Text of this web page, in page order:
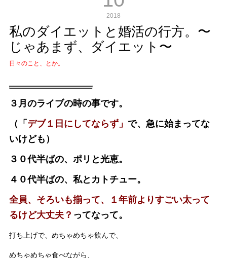
2018
私のダイエットと婚活の行方。〜
じゃあまず、ダイエット〜
日々のこと、とか。
３月のライブの時の事です。
（「 デブ１日にしてならず」 で、急に始まってな
いけども）
３０代半ばの、ポリと光恵。
４０代半ばの、私とカトチュー。
全員、そろいも揃って、１年前よりすごい太って
るけど大丈夫？ ってなって。
打ち上げで、めちゃめちゃ飲んで、
めちゃめちゃ食べながら、